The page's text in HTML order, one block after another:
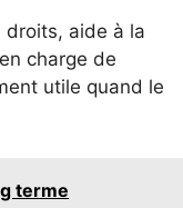
droits, aide à la
charge de
utile quand le
terme